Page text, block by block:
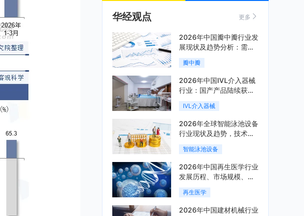
华经观点 更多
2026年中国瓣中瓣行业发
展现状及趋势分析：需求
可持续释放，市场发展前
景良好「图」
瓣中瓣
2026年中国IVL介入器械
行业：国产产品陆续获
批，市场将进入持续高增
长阶段「图」
IVL介入器械
2026年全球智能泳池设备
行业现状及趋势，技术端
朝着系统集成、绿色节能
方向迭代「图」
智能泳池设备
2026年中国再生医学行业
发展历程、市场规模、相
关政策、产业链、竞争格
局及发展潜力分析「图」
再生医学
2026年中国建材机械行业